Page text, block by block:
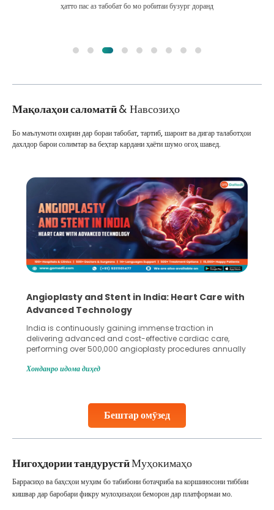
ҳатто пас аз табобат бо мо робитаи бузург доранд
Мақолаҳои саломатӣ& Навсозиҳо
Бештар омӯзед
Бо маълумоти охирин дар бораи табобат, тартиб, шароит ва дигар талаботҳои
дахлдор барои солимтар ва беҳтар кардани ҳаёти шумо огоҳ шавед.
in India: Heart Care with
immense traction in
cost-effective cardiac care,
angioplasty procedures annually
like angioplasty and
5 Essential Steps for
Human sperm collection
in advanced reproductive
Fertilization (IVF) and
collected, they process the
Нигоҳдории тандурустӣМуҳокимаҳо
Баррасиҳо ва баҳсҳои муҳим бо табибони ботаҷриба ва коршиносони тиббии
кишвар дар баробари фикру мулоҳизаҳои беморон дар платформаи мо.